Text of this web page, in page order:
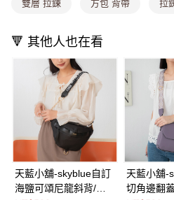
帳／街口支付／iPASS MONEY」等通路
1.本服務係由「台灣大哥大股份有限公司
買賣價金債權讓與本公司後，依約使用本
2.基於同意付款使用「大哥付你分期」之
資料（包含姓名、電話或地址）提供予台
由本公司與您本人進行分期帳單所需資料
3.完整用戶服務條款，請詳閱以下連結：
付款後萊爾富取貨
每筆NT$8,888，滿NT$8,888(含以
7-11取貨付款
每筆NT$80，滿NT$1,000(含以上)免
付款後7-11取貨
每筆NT$80，滿NT$1,000(含以上)免
宅配
每筆NT$100，滿NT$1,000(含以上)
雙層 拉鍊 方包 背帶 拉
🔻 其他人也在看
天藍小舖-skyblue自訂
海鹽可頌尼龍斜背/胸
天藍小舖-
切角邊翻